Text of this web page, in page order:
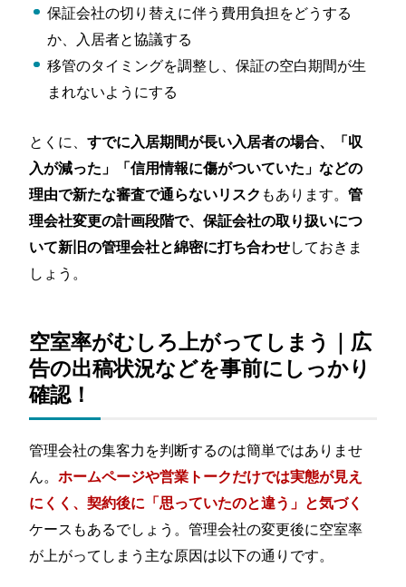
保証会社の切り替えに伴う費用負担をどうする
か、入居者と協議する
移管のタイミングを調整し、保証の空白期間が生
まれないようにする
とくに、すでに入居期間が長い入居者の場合、「収
入が減った」「信用情報に傷がついていた」などの
理由で新たな審査で通らないリスク もあります。管
理会社変更の計画段階で、保証会社の取り扱いにつ
いて新旧の管理会社と綿密に打ち合わせしておきま
しょう。
空室率がむしろ上がってしまう｜広
告の出稿状況などを事前にしっかり
確認！
管理会社の集客力を判断するのは簡単ではありませ
ん。ホームページや営業トークだけでは実態が見え
にくく、契約後に「思っていたのと違う」と気づく
ケースもあるでしょう。管理会社の変更後に空室率
が上がってしまう主な原因は以下の通りです。